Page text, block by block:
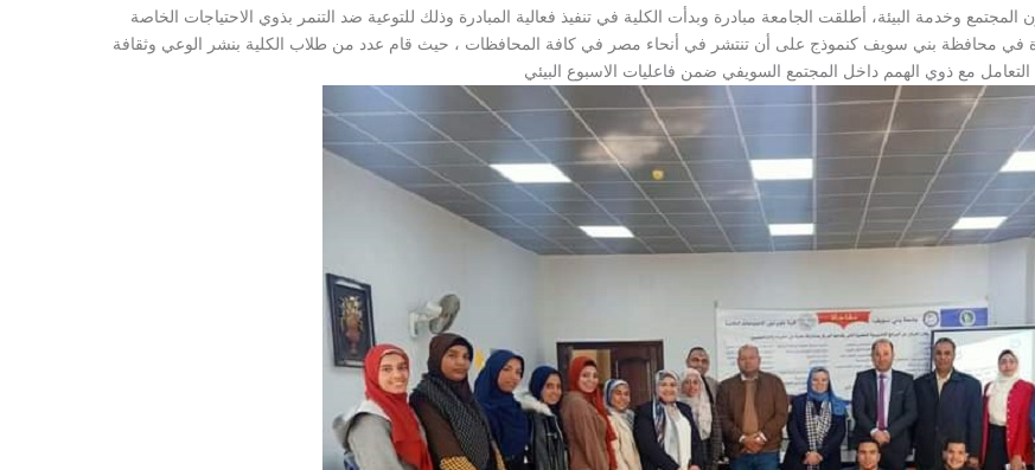
وخدمة البيئة، أطلقت الجامعة مبادرة وبدأت الكلية في تنفيذ فعالية المبادرة وذلك للتوعية ضد التنمر بذوي الاحتياجات الخاصة
في محافظة بني سويف كنموذج على أن تنتشر في أنحاء مصر في كافة المحافظات ، حيث قام عدد من طلاب الكلية بنشر الوعي وثقافة
التعامل مع ذوي الهمم داخل المجتمع السويفي ضمن فاعليات الاسبوع البيئي